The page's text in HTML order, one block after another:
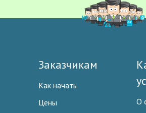
Заказчикам
Как начать
Цены
О